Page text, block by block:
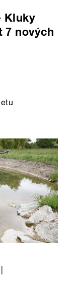
Kluky
7 nových